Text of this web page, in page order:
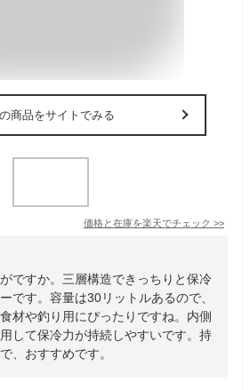
商品をサイトでみる
価格と在庫を楽天でチェック >>
ですか。三層構造できっちりと保冷
です。容量は30リットルあるので、
材や釣り用にぴったりですね。内側
して保冷力が持続しやすいです。持
、おすすめです。